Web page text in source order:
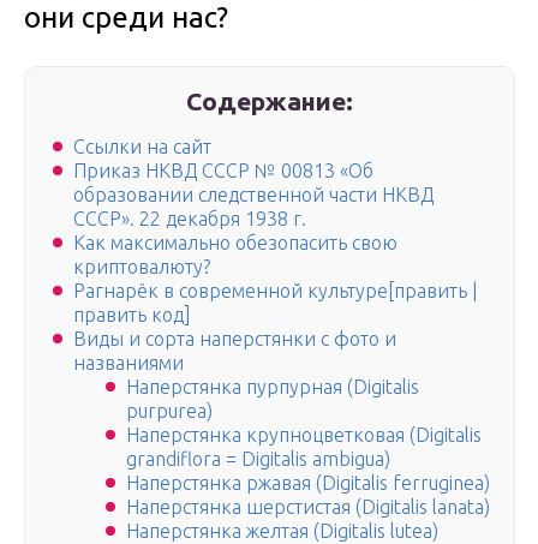
они среди нас?
Содержание:
Ссылки на сайт
Приказ НКВД СССР № 00813 «Об
образовании следственной части НКВД
СССР». 22 декабря 1938 г.
Как максимально обезопасить свою
криптовалюту?
Рагнарёк в современной культуре[править |
править код]
Виды и сорта наперстянки с фото и
названиями
Наперстянка пурпурная (Digitalis
purpurea)
Наперстянка крупноцветковая (Digitalis
grandiflora = Digitalis ambigua)
Наперстянка ржавая (Digitalis ferruginea)
Наперстянка шерстистая (Digitalis lanata)
Наперстянка желтая (Digitalis lutea)